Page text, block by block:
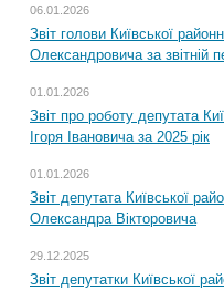
06.01.2026
Звіт голови Київської
Олександровича за звітній
01.01.2026
Звіт про роботу депутата
Ігоря Івановича за 2025 рік
01.01.2026
Звіт депутата Київської
Олександра Вікторовича
29.12.2025
Звіт депутатки Київської